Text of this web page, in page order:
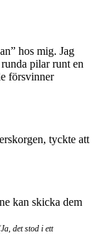
hos mig. Jag
pilar runt en
försvinner
tyckte att
kan skicka dem
det stod i ett